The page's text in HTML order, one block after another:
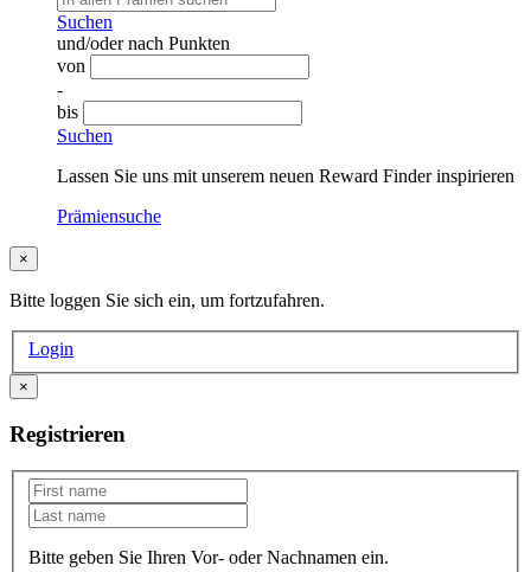
Suchen
und/oder nach Punkten
von
-
bis
Suchen
Lassen Sie uns mit unserem neuen Reward Finder inspirieren
Prämiensuche
×
Bitte loggen Sie sich ein, um fortzufahren.
Login
×
Registrieren
Bitte geben Sie Ihren Vor- oder Nachnamen ein.